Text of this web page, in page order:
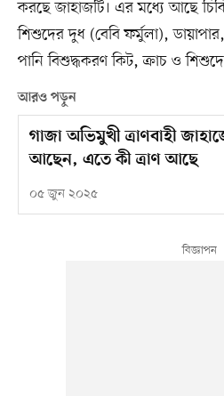
করছে জাহাজটি। এর মধ্যে আছে
শিশুদের দুধ (বেবি ফর্মুলা), ডায়াপার,
পানি বিশুদ্ধকরণ কিট, ক্রাচ ও
আরও পড়ুন
গাজা অভিমুখী ত্রাণবাহী
আছেন, এতে কী ত্রাণ আছে
০৫ জুন ২০২৫